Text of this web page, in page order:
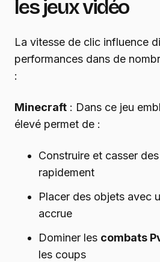
les jeux vidéo
La vitesse de clic influence
performances dans de
:
Minecraft : Dans ce jeu
élevé permet de :
Construire et casser
rapidement
Placer des objets avec
accrue
Dominer les combats
les coups